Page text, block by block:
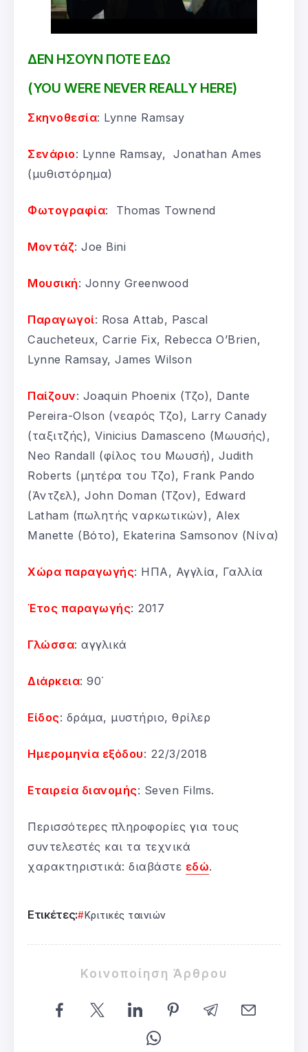
ΔΕΝ ΗΣΟΥΝ ΠΟΤΕ ΕΔΩ
(YOU WERE NEVER REALLY HERE)
Σκηνοθεσία: Lynne Ramsay
Σενάριο: Lynne Ramsay, Jonathan Ames
(μυθιστόρημα)
Φωτογραφία: Thomas Townend
Μοντάζ: Joe Bini
Μουσική: Jonny Greenwood
Παραγωγοί: Rosa Attab, Pascal
Caucheteux, Carrie Fix, Rebecca O’Brien,
Lynne Ramsay, James Wilson
Παίζουν: Joaquin Phoenix (Τζο), Dante
Pereira-Olson (νεαρός Τζο), Larry Canady
(ταξιτζής), Vinicius Damasceno (Μωυσής),
Neo Randall (φίλος του Μωυσή), Judith
Roberts (μητέρα του Τζο), Frank Pando
(Άντζελ), John Doman (Τζον), Edward
Latham (πωλητής ναρκωτικών), Alex
Manette (Βότο), Ekaterina Samsonov (Νίνα)
Χώρα παραγωγής: ΗΠΑ, Αγγλία, Γαλλία
Έτος παραγωγής: 2017
Γλώσσα: αγγλικά
Διάρκεια: 90΄
Είδος: δράμα, μυστήριο, θρίλερ
Ημερομηνία εξόδου: 22/3/2018
Εταιρεία διανομής: Seven Films.
Περισσότερες πληροφορίες για τους
συντελεστές και τα τεχνικά
χαρακτηριστικά: διαβάστε εδώ.
Ετικέτες: Κριτικές ταινιών
Κοινοποίηση Άρθρου